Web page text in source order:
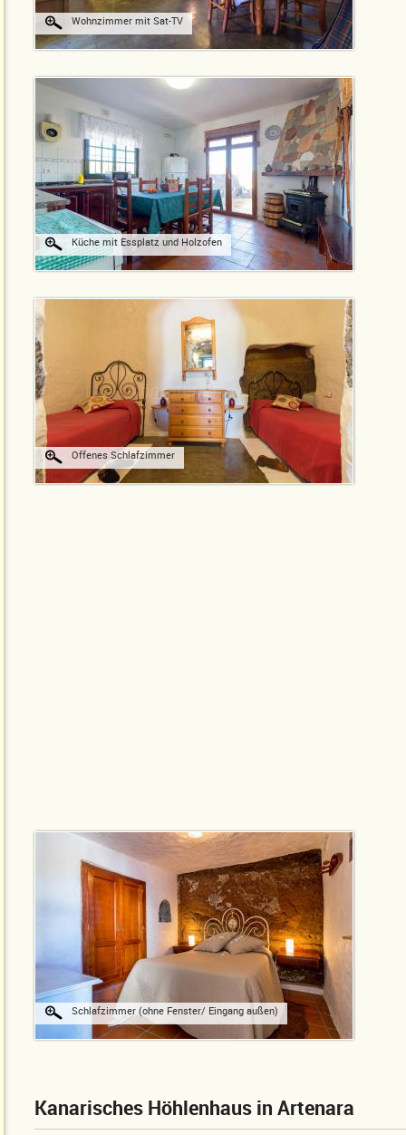
Wohnzimmer mit Sat-TV
Küche mit Essplatz und Holzofen
Offenes Schlafzimmer
Schlafzimmer (ohne Fenster/ Eingang außen)
Kanarisches Höhlenhaus in Artenara